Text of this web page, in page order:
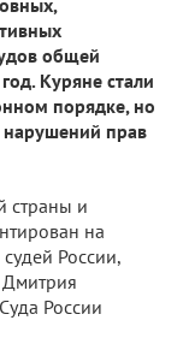
общей
Куряне стали
порядке, но
нарушений прав
страны и
на
России,
России